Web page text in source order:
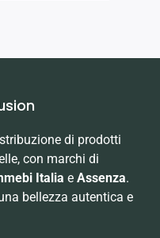
di prodotti
con marchi di
Italia e Assenza.
bellezza autentica e